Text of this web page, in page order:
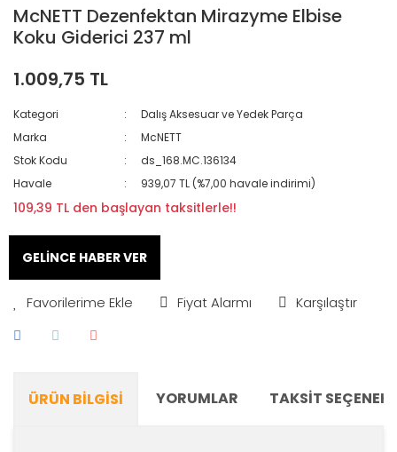
McNETT Dezenfektan Mirazyme Elbise
Koku Giderici 237 ml
1.009,75 TL
Kategori
Dalış Aksesuar ve Yedek Parça
Marka
McNETT
Stok Kodu
ds_168.MC.136134
Havale
939,07 TL (%7,00 havale indirimi)
109,39 TL den başlayan taksitlerle!!
GELİNCE HABER VER
Fiyat Alarmı Karşılaştır
ÜRÜN BILGISI YORUMLAR TAKSIT